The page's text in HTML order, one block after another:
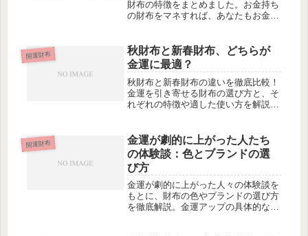
財布の特徴をまとめました。お金持ち
の財布をマネすれば、あなたもお金持
た。実際に聞き込みした際に得た生の
データも最後のほうで紹介していま
す...
開運財布
秋財布と新春財布、どちらが
金運に最適？
秋財布と新春財布の違いを徹底比較！
金運を引き寄せる財布の選び方と、そ
れぞれの特徴や適した使い方を解説し
開運財布
金運が劇的に上がった人たち
の体験談：色とブランドの選
び方
金運が劇的に上がった人々の体験談を
もとに、財布の色やブランドの選び方
を徹底解説。金運アップの具体的なヒ